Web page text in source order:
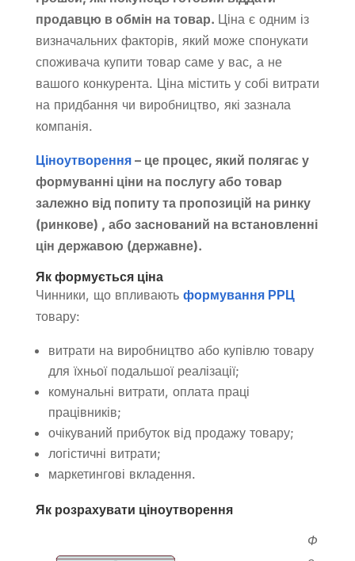
продавцю в обмін на товар. Ціна є одним із
визначальних факторів, який може спонукати
споживача купити товар саме у вас, а не
вашого конкурента. Ціна містить у собі витрати
на придбання чи виробництво, які зазнала
компанія.
Ціноутворення– це процес, який полягає у
формуванні ціни на послугу або товар
залежно від попиту та пропозицій на ринку
(ринкове) , або заснований на встановленні
цін державою (державне).
Як формується ціна
Чинники, що впливають формування РРЦ
товару:
витрати на виробництво або купівлю товару
для їхньої подальшої реалізації;
комунальні витрати, оплата праці
працівників;
очікуваний прибуток від продажу товару;
логістичні витрати;
маркетингові вкладення.
Як розрахувати ціноутворення
Ф